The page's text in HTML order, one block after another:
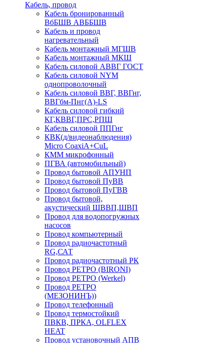
Кабель, провод
Кабель бронированный
ВбБШВ АВББШВ
Кабель и провод
нагревательный
Кабель монтажный МГШВ
Кабель монтажный МКШ
Кабель силовой АВВГ ГОСТ
Кабель силовой NYM
однопроволочный
Кабель силовой ВВГ, ВВГнг,
ВВГбм-Пнг(А)-LS
Кабель силовой гибкий
КГ,КВВГ,ПРС,РПШ
Кабель силовой ППГнг
КВК(д/видеонаблюдения)
Micro CoaxiA+CuL
КММ микрофонный
ПГВА (автомобильный)
Провод бытовой АПУНП
Провод бытовой ПуВВ
Провод бытовой ПуГВВ
Провод бытовой,
акустический ШВВП,ШВП
Провод для водопогружных
насосов
Провод компьютерный
Провод радиочастотный
RG,САТ
Провод радиочастотный РК
Провод РЕТРО (BIRONI)
Провод РЕТРО (Werkel)
Провод РЕТРО
(МЕЗОНИНЪ))
Провод телефонный
Провод термостойкий
ПВКВ, ПРКА, OLFLEX
HEAT
Провод установочный АПВ